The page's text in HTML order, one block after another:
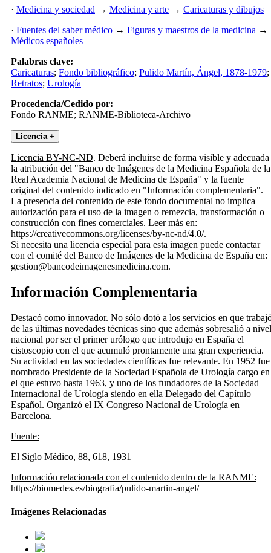
· Medicina y sociedad → Medicina y arte → Caricaturas y dibujos
· Fuentes del saber médico → Figuras y maestros de la medicina →
Médicos españoles
Palabras clave:
Caricaturas; Fondo bibliográfico; Pulido Martín, Ángel, 1878-1979;
Retratos; Urología
Procedencia/Cedido por:
Fondo RANME; RANME-Biblioteca-Archivo
Licencia +
Licencia BY-NC-ND. Deberá incluirse de forma visible y adecuada
la atribución del "Banco de Imágenes de la Medicina Española de la
Real Academia Nacional de Medicina de España" y la fuente
original del contenido indicado en "Información complementaria".
La presencia del contenido de este fondo documental no implica
autorización para el uso de la imagen o remezcla, transformación o
construcción con fines comerciales. Leer más en:
https://creativecommons.org/licenses/by-nc-nd/4.0/.
Si necesita una licencia especial para esta imagen puede contactar
con el comité del Banco de Imágenes de la Medicina de España en:
gestion@bancodeimagenesmedicina.com.
Información Complementaria
Destacó como innovador. No sólo dotó a los servicios en que
de las últimas novedades técnicas sino que además sobresalió a nivel
nacional por ser el primer urólogo que introdujo en España el
cistoscopio con el que acumuló prontamente una gran experiencia.
Su actividad en las sociedades científicas fue relevante. En 1952 fue
nombrado Presidente de la Sociedad Española de Urología cargo en
el que estuvo hasta 1963, y uno de los fundadores de la Sociedad
Internacional de Urología siendo en ella Delegado del Capítulo
Español. Organizó el IX Congreso Nacional de Urología en
Barcelona.
Fuente:
El Siglo Médico, 88, 618, 1931
Información relacionada con el contenido dentro de la RANME:
https://biomedes.es/biografia/pulido-martin-angel/
Imágenes Relacionadas